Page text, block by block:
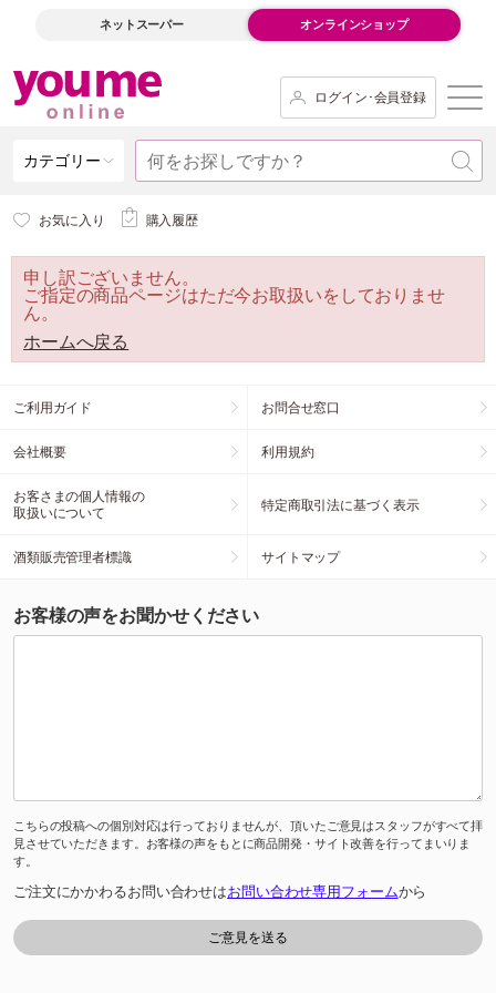
ネットスーパー オンラインショップ
ログイン･会員登録
カテゴリー
お気に入り 購入履歴
申し訳ございません。
ご指定の商品ページはただ今お取扱いをしておりませ
ん。
ホームへ戻る
ご利用ガイド お問合せ窓口
会社概要 利用規約
お客さまの個人情報の
取扱いについて
特定商取引法に基づく表示
酒類販売管理者標識 サイトマップ
お客様の声をお聞かせください
こちらの投稿への個別対応は行っておりませんが、頂いたご意見はスタッフがすべて拝
見させていただきます。お客様の声をもとに商品開発・サイト改善を行ってまいりま
す。
ご注文にかかわるお問い合わせはお問い合わせ専用フォームから